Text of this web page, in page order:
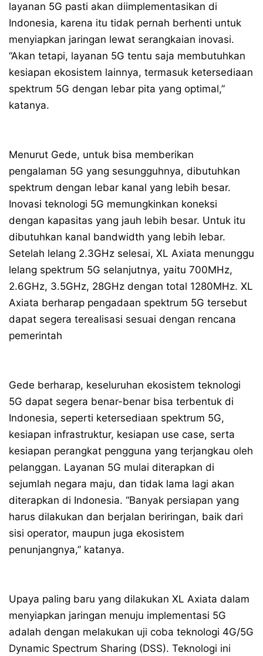
layanan 5G pasti akan diimplementasikan di
Indonesia, karena itu tidak pernah berhenti untuk
menyiapkan jaringan lewat serangkaian inovasi.
“Akan tetapi, layanan 5G tentu saja membutuhkan
kesiapan ekosistem lainnya, termasuk ketersediaan
spektrum 5G dengan lebar pita yang optimal,”
katanya.
Menurut Gede, untuk bisa memberikan
pengalaman 5G yang sesungguhnya, dibutuhkan
spektrum dengan lebar kanal yang lebih besar.
Inovasi teknologi 5G memungkinkan koneksi
dengan kapasitas yang jauh lebih besar. Untuk itu
dibutuhkan kanal bandwidth yang lebih lebar.
Setelah lelang 2.3GHz selesai, XL Axiata menunggu
lelang spektrum 5G selanjutnya, yaitu 700MHz,
2.6GHz, 3.5GHz, 28GHz dengan total 1280MHz. XL
Axiata berharap pengadaan spektrum 5G tersebut
dapat segera terealisasi sesuai dengan rencana
pemerintah
Gede berharap, keseluruhan ekosistem teknologi
5G dapat segera benar-benar bisa terbentuk di
Indonesia, seperti ketersediaan spektrum 5G,
kesiapan infrastruktur, kesiapan use case, serta
kesiapan perangkat pengguna yang terjangkau oleh
pelanggan. Layanan 5G mulai diterapkan di
sejumlah negara maju, dan tidak lama lagi akan
diterapkan di Indonesia. “Banyak persiapan yang
harus dilakukan dan berjalan beriringan, baik dari
sisi operator, maupun juga ekosistem
penunjangnya,” katanya.
Upaya paling baru yang dilakukan XL Axiata dalam
menyiapkan jaringan menuju implementasi 5G
adalah dengan melakukan uji coba teknologi 4G/5G
Dynamic Spectrum Sharing (DSS). Teknologi ini